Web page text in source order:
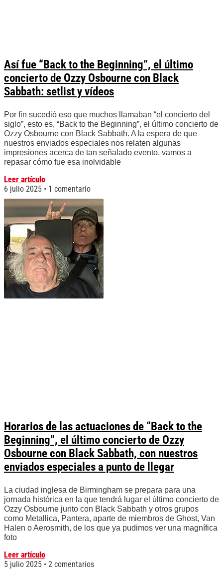
Así fue “Back to the Beginning”, el último
concierto de Ozzy Osbourne con Black
Sabbath: setlist y vídeos
Por fin sucedió eso que muchos llamaban “el concierto del
siglo”, esto es, “Back to the Beginning”, el último concierto de
Ozzy Osbourne con Black Sabbath. A la espera de que
nuestros enviados especiales nos relaten algunas
impresiones acerca de tan señalado evento, vamos a
repasar cómo fue esa inolvidable
Leer artículo
6 julio 2025
1 comentario
Horarios de las actuaciones de “Back to the
Beginning”, el último concierto de Ozzy
Osbourne con Black Sabbath, con nuestros
enviados especiales a punto de llegar
La ciudad inglesa de Birmingham se prepara para una
jornada histórica en la que tendrá lugar el último concierto de
Ozzy Osbourne junto con Black Sabbath y otros grupos
como Metallica, Pantera, aparte de miembros de Ghost, Van
Halen o Aerosmith, de los que ya pudimos ver una magnífica
foto
Leer artículo
5 julio 2025
2 comentarios